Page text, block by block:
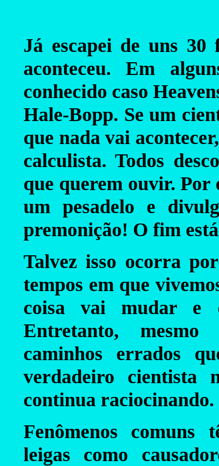
Já escapei de uns 30
aconteceu. Em
conhecido caso
Hale-Bopp. Se um
que nada vai
calculista. Todos
que querem ouvir. Por
um pesadelo e
premonição! O fim
Talvez isso ocorra
tempos em que
coisa vai mudar e
Entretanto,
caminhos errados
verdadeiro cientista
continua raciocinando.
Fenômenos comuns
leigas como